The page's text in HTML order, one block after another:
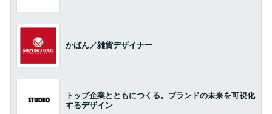
かばん／雑貨デザイナー
トップ企業とともにつくる。ブランドの未来を可視化
するデザイン